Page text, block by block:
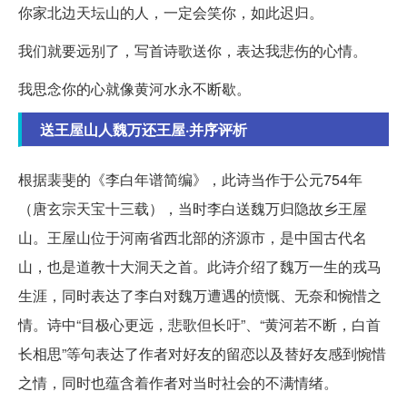
你家北边天坛山的人，一定会笑你，如此迟归。
我们就要远别了，写首诗歌送你，表达我悲伤的心情。
我思念你的心就像黄河水永不断歇。
送王屋山人魏万还王屋·并序评析
根据裴斐的《李白年谱简编》，此诗当作于公元754年
（唐玄宗天宝十三载），当时李白送魏万归隐故乡王屋
山。王屋山位于河南省西北部的济源市，是中国古代名
山，也是道教十大洞天之首。此诗介绍了魏万一生的戎马
生涯，同时表达了李白对魏万遭遇的愤慨、无奈和惋惜之
情。诗中“目极心更远，悲歌但长吁”、“黄河若不断，白首
长相思”等句表达了作者对好友的留恋以及替好友感到惋惜
之情，同时也蕴含着作者对当时社会的不满情绪。